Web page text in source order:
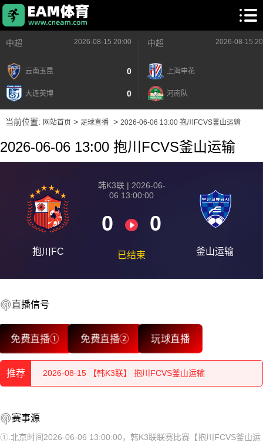
中超 2026-08-15 20:00
云南玉昆 0
大连英博 0
中超 2026-08-15
上海申花
河南队
当前位置: 网站首页> 足球直播> 2026-06-06 13:00 抱川FCVS釜山运输
2026-06-06 13:00 抱川FCVS釜山运输
抱川FC
韩K3联 | 2026-06-
06 13:00:00
0 0
已结束 釜山运输
直播信号
免费直播① 免费直播② 玩球直播
推荐
2026-08-15 【韩K3联】 抱川FCVS釜山运输
2026-08-15 【韩K3联】 抱川FCVS釜山运输
2026-08-15 【韩K3联】 抱川FCVS釜山运输
赛事源
①.北京时间2026-06-06 13:00:00，韩K3联联赛比赛【抱川FCVS釜山运